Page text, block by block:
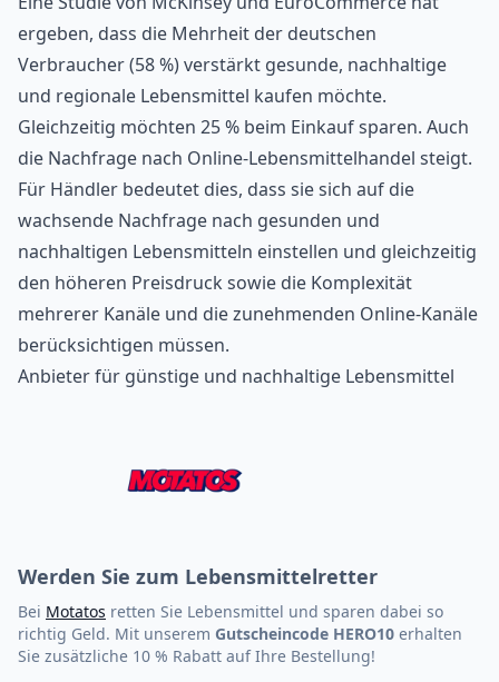
ergeben, dass die Mehrheit der deutschen
Verbraucher (58 %) verstärkt gesunde, nachhaltige
und regionale Lebensmittel kaufen möchte.
Gleichzeitig möchten 25 % beim Einkauf sparen. Auch
die Nachfrage nach Online-Lebensmittelhandel steigt.
Für Händler bedeutet dies, dass sie sich auf die
wachsende Nachfrage nach gesunden und
nachhaltigen Lebensmitteln einstellen und gleichzeitig
den höheren Preisdruck sowie die Komplexität
mehrerer Kanäle und die zunehmenden Online-Kanäle
berücksichtigen müssen.
Anbieter für günstige und nachhaltige Lebensmittel
Werden Sie zum Lebensmittelretter
Bei Motatos retten Sie Lebensmittel und sparen dabei so
richtig Geld. Mit unserem Gutscheincode HERO10 erhalten
Sie zusätzliche 10 % Rabatt auf Ihre Bestellung!